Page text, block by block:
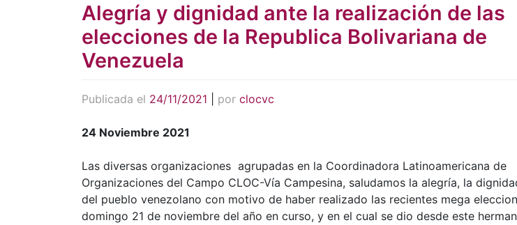
Alegría y dignidad ante la realización de las
elecciones de la Republica Bolivariana de
Venezuela
Publicada el 24/11/2021 por clocvc
24 Noviembre 2021
Las diversas organizaciones agrupadas en la Coordinadora Latinoamericana de
Organizaciones del Campo CLOC-Vía Campesina, saludamos la alegría, la
del pueblo venezolano con motivo de haber realizado las recientes mega
domingo 21 de noviembre del año en curso, y en el cual se dio desde este